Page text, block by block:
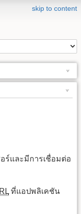
skip to content
ร์และมีการเชื่อมต่อ
ที่แอปพลิเคชัน